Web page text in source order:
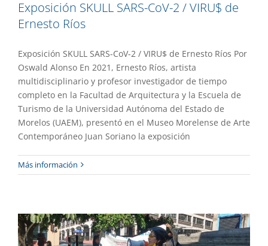
Exposición SKULL SARS-CoV-2 / VIRU$ de
Ernesto Ríos
Exposición SKULL SARS-CoV-2 / VIRU$ de Ernesto Ríos Por
Oswald Alonso En 2021, Ernesto Ríos, artista
multidisciplinario y profesor investigador de tiempo
completo en la Facultad de Arquitectura y la Escuela de
Turismo de la Universidad Autónoma del Estado de
Morelos (UAEM), presentó en el Museo Morelense de Arte
Contemporáneo Juan Soriano la exposición
Más información
Promueve investigadora de la UAEM